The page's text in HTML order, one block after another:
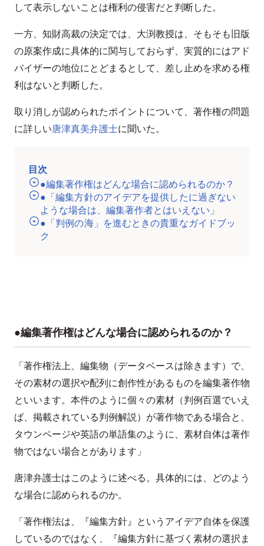
して表示しないことは権利の侵害だと判断した。
一方、知財高裁の決定では、大渕教授は、そもそも旧版
の原案作成に具体的に関与しておらず、実質的にはアド
バイザーの地位にとどまるとして、差し止めを求める権
利はないと判断した。
取り消しが認められたポイントについて、著作権の問題
に詳しい唐津真美弁護士に聞いた。
目次
●編集著作権はどんな場合に認められるのか？
●「編集方針のアイデアを提供したに過ぎない
ような場合は、編集著作者とはいえない」
●「判例の海」を進むときの貴重なガイドブッ
ク
●編集著作権はどんな場合に認められるのか？
「著作権法上、編集物（データベースは除きます）で、
その素材の選択や配列に創作性があるものを編集著作物
といいます。本件のように個々の素材（判例百選でいえ
ば、掲載されている判例解説）が著作物である場合と、
タウンページや英語の単語集のように、素材自体は著作
物ではない場合とがあります」
唐津弁護士はこのように述べる。具体的には、どのよう
な場合に認められるのか。
「著作権法は、『編集方針』というアイデア自体を保護
しているのではなく、『編集方針に基づく素材の選択ま